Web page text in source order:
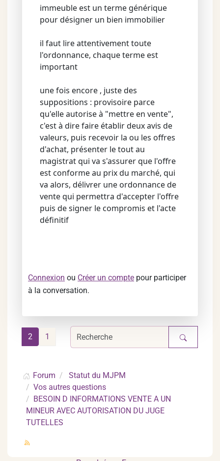
immeuble est un terme générique
pour désigner un bien immobilier
il faut lire attentivement toute
l'ordonnance, chaque terme est
important
une fois encore , juste des
suppositions : provisoire parce
qu'elle autorise à "mettre en vente",
c'est à dire faire établir deux avis de
valeurs, puis recevoir la ou les offres
d'achat, présenter le tout au
magistrat qui va s'assurer que l'offre
est conforme au prix du marché, qui
va alors, délivrer une ordonnance de
vente qui permettra d'accepter l'offre
puis de signer le compromis et l'acte
définitif
Connexion ou Créer un compte pour participer
à la conversation.
1
2
Forum
Statut du MJPM
Vos autres questions
BESOIN D INFORMATIONS VENTE A UN
MINEUR AVEC AUTORISATION DU JUGE
TUTELLES